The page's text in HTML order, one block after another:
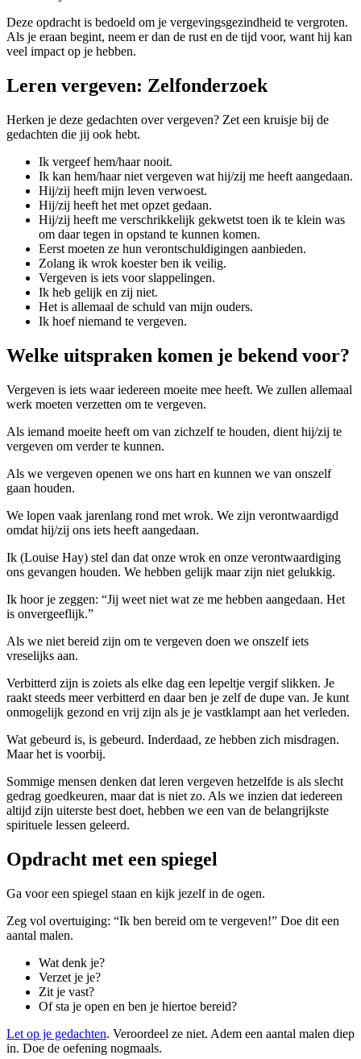
Deze opdracht is bedoeld om je vergevingsgezindheid te vergroten.
Als je eraan begint, neem er dan de rust en de tijd voor, want hij kan
veel impact op je hebben.
Leren vergeven: Zelfonderzoek
Herken je deze gedachten over vergeven? Zet een kruisje bij de
gedachten die jij ook hebt.
Ik vergeef hem/haar nooit.
Ik kan hem/haar niet vergeven wat hij/zij me heeft aangedaan.
Hij/zij heeft mijn leven verwoest.
Hij/zij heeft het met opzet gedaan.
Hij/zij heeft me verschrikkelijk gekwetst toen ik te klein was
om daar tegen in opstand te kunnen komen.
Eerst moeten ze hun verontschuldigingen aanbieden.
Zolang ik wrok koester ben ik veilig.
Vergeven is iets voor slappelingen.
Ik heb gelijk en zij niet.
Het is allemaal de schuld van mijn ouders.
Ik hoef niemand te vergeven.
Welke uitspraken komen je bekend voor?
Vergeven is iets waar iedereen moeite mee heeft. We zullen allemaal
werk moeten verzetten om te vergeven.
Als iemand moeite heeft om van zichzelf te houden, dient hij/zij te
vergeven om verder te kunnen.
Als we vergeven openen we ons hart en kunnen we van onszelf
gaan houden.
We lopen vaak jarenlang rond met wrok. We zijn verontwaardigd
omdat hij/zij ons iets heeft aangedaan.
Ik (Louise Hay) stel dan dat onze wrok en onze verontwaardiging
ons gevangen houden. We hebben gelijk maar zijn niet gelukkig.
Ik hoor je zeggen: “Jij weet niet wat ze me hebben aangedaan. Het
is onvergeeflijk.”
Als we niet bereid zijn om te vergeven doen we onszelf iets
vreselijks aan.
Verbitterd zijn is zoiets als elke dag een lepeltje vergif slikken. Je
raakt steeds meer verbitterd en daar ben je zelf de dupe van. Je kunt
onmogelijk gezond en vrij zijn als je je vastklampt aan het verleden.
Wat gebeurd is, is gebeurd. Inderdaad, ze hebben zich misdragen.
Maar het is voorbij.
Sommige mensen denken dat leren vergeven hetzelfde is als slecht
gedrag goedkeuren, maar dat is niet zo. Als we inzien dat iedereen
altijd zijn uiterste best doet, hebben we een van de belangrijkste
spirituele lessen geleerd.
Opdracht met een spiegel
Ga voor een spiegel staan en kijk jezelf in de ogen.
Zeg vol overtuiging: “Ik ben bereid om te vergeven!” Doe dit een
aantal malen.
Wat denk je?
Verzet je je?
Zit je vast?
Of sta je open en ben je hiertoe bereid?
Let op je gedachten. Veroordeel ze niet. Adem een aantal malen diep
in. Doe de oefening nogmaals.